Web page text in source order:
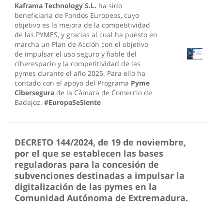
Kaframa Technology S.L. ha sido
beneficiaria de Fondos Europeos, cuyo
objetivo es la mejora de la competitividad
de las PYMES, y gracias al cual ha puesto en
marcha un Plan de Acción con el objetivo
de impulsar el uso seguro y fiable del
ciberespacio y la competitividad de las
pymes durante el año 2025. Para ello ha
contado con el apoyo del Programa Pyme
Cibersegura de la Cámara de Comercio de
Badajoz. #EuropaSeSiente
DECRETO 144/2024, de 19 de noviembre,
por el que se establecen las bases
reguladoras para la concesión de
subvenciones destinadas a impulsar la
digitalización de las pymes en la
Comunidad Autónoma de Extremadura.